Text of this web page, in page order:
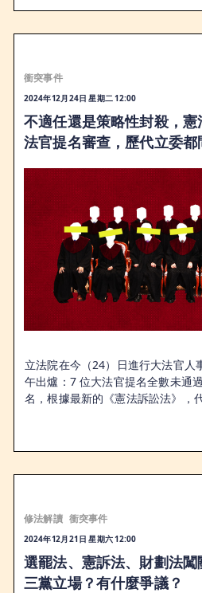
衝突事件
2024年12月24日 星期二 12:00
不適任還是策略性封殺，
法官提名審查，歷代立委都
立法院在今（24）日進行大法官人
午出爐：7 位大法官提名全數未通
名，根據最新的《憲法訴訟法》，
修法解讀 衝突事件
2024年12月21日 星期六 12:00
選罷法、憲訴法、財劃法闖
三黨立場？有什麼爭議？